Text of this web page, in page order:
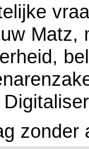
Matz,
zonder